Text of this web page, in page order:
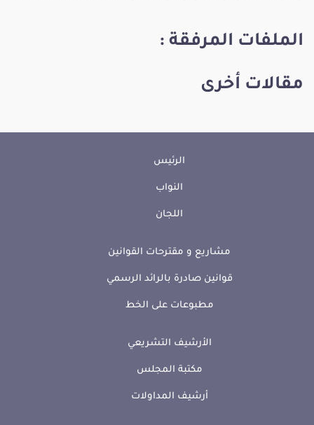
الملفات المرفقة :
مقالات أخرى
الرئيس
النواب
اللجان
مشاريع و مقترحات القوانين
قوانين صادرة بالرائد الرسمي
مطبوعات على الخط
الأرشيف التشريعي
مكتبة المجلس
أرشيف المداولات